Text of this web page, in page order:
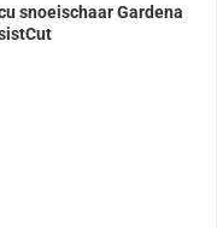
snoeischaar Gardena